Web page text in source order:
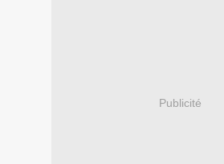
Publicité